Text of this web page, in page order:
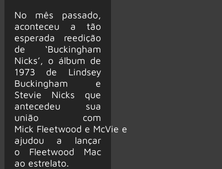
No mês passado,
aconteceu a tão
esperada reedição
de ‘Buckingham
Nicks’, o álbum de
1973 de Lindsey
Buckingham e
Stevie Nicks que
antecedeu sua
união com
Mick Fleetwood e McVie e
ajudou a lançar
o Fleetwood Mac
ao estrelato.